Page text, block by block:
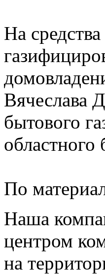
На
Вячеслава
бытового
По
Наша
центром
на